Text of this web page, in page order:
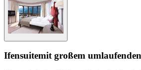
Ifensuitemit großem